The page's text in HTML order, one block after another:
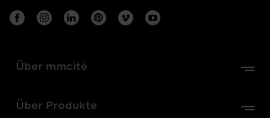
Über mmcité
Über Produkte